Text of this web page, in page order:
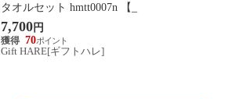
タオルセット hmtt0007n 【_
7,700円
70
Gift HARE[ギフトハレ]